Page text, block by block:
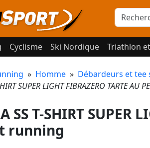
Cyclisme Ski Nordique Triathlon
» Homme » Débardeurs et tee
SUPER LIGHT FIBRAZERO TARTE
SS T-SHIRT SUPER
running